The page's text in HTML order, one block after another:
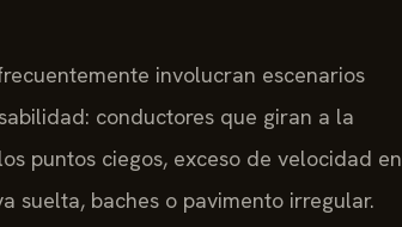
involucran escenarios
conductores que giran a la
puntos ciegos, exceso de velocidad en
suelta, baches o pavimento irregular.